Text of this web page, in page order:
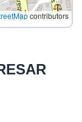
contributors